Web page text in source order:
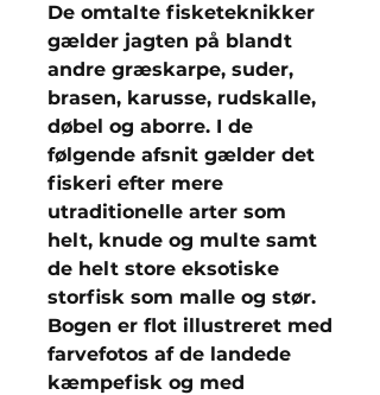
De omtalte fisketeknikker
gælder jagten på blandt
andre græskarpe, suder,
brasen, karusse, rudskalle,
døbel og aborre. I de
følgende afsnit gælder det
fiskeri efter mere
utraditionelle arter som
helt, knude og multe samt
de helt store eksotiske
storfisk som malle og stør.
Bogen er flot illustreret med
farvefotos af de landede
kæmpefisk og med